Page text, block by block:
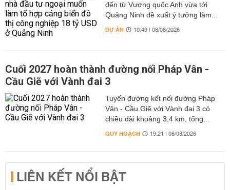
đến từ Vương quốc Anh vừa tới
Quảng Ninh đề xuất ý tưởng làm...
DỰ ÁN 10:49 | 08/08/2026
Cuối 2027 hoàn thành đường nối Pháp Vân -
Cầu Giẽ với Vành đai 3
Tuyến đường kết nối đường Pháp
Vân - Cầu Giẽ với Vành đai 3 có
chiều dài khoảng 3,4 km, tổng...
QUY HOẠCH 19:21 | 08/08/2026
LIÊN KẾT NỔI BẬT